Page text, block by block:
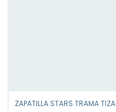
ZAPATILLA STARS TRAMA TIZA